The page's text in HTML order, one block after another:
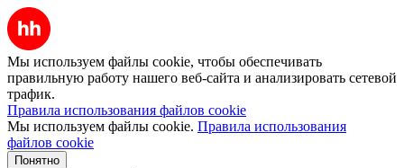
Мы используем файлы cookie, чтобы обеспечивать
правильную работу нашего веб-сайта и анализировать сетевой
трафик.
Правила использования файлов cookie
Мы используем файлы cookie. Правила использования
файлов cookie
Понятно